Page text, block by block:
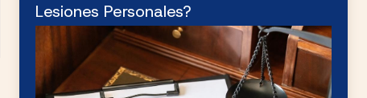
Lesiones Personales?